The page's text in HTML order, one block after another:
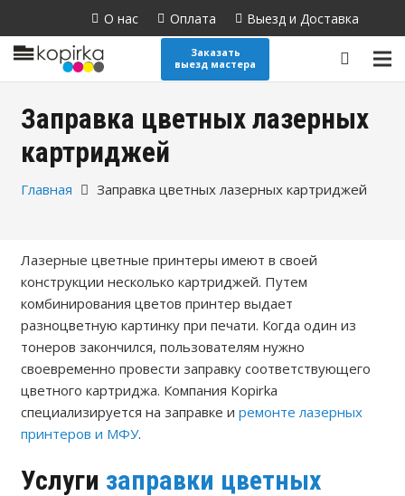
О нас Оплата Выезд и Доставка
Заказать
выезд мастера
Заправка цветных лазерных
картриджей
Главная Заправка цветных лазерных картриджей
Лазерные цветные принтеры имеют в своей
конструкции несколько картриджей. Путем
комбинирования цветов принтер выдает
разноцветную картинку при печати. Когда один из
тонеров закончился, пользователям нужно
своевременно провести заправку соответствующего
цветного картриджа. Компания Kopirka
специализируется на заправке и ремонте лазерных
принтеров и МФУ.
Услуги заправки цветных